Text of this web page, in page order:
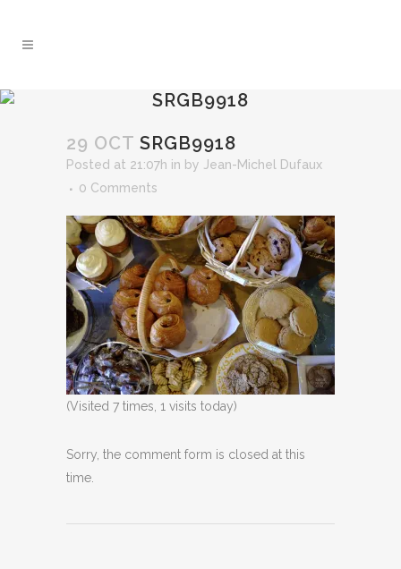
SRGB9918
29 OCT SRGB9918
Posted at 21:07h in by Jean-Michel Dufaux
0 Comments
(Visited 7 times, 1 visits today)
Sorry, the comment form is closed at this
time.